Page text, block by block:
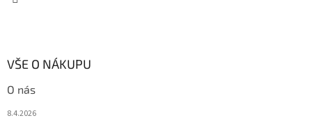
VŠE O NÁKUPU
O nás
8.4.2026